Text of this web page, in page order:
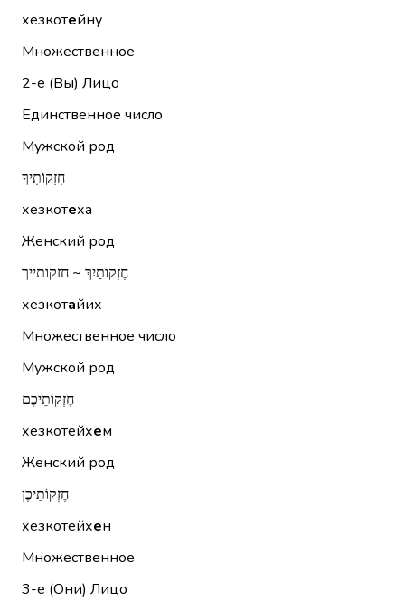
хезкотейну
Множественное
2-е (Вы) Лицо
Единственное число
Мужской род
חֶזְקוֹתֶיךָ
хезкотеха
Женский род
חֶזְקוֹתַיִךְ ~ חזקותייך
хезкотайих
Множественное число
Мужской род
חֶזְקוֹתֵיכֶם
хезкотейхем
Женский род
חֶזְקוֹתֵיכֶן
хезкотейхен
Множественное
3-е (Они) Лицо